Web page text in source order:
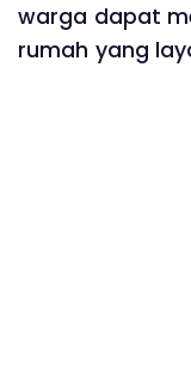
warga dapat
rumah yang